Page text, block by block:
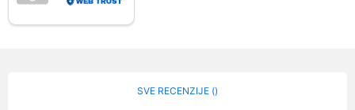
SVE RECENZIJE ()